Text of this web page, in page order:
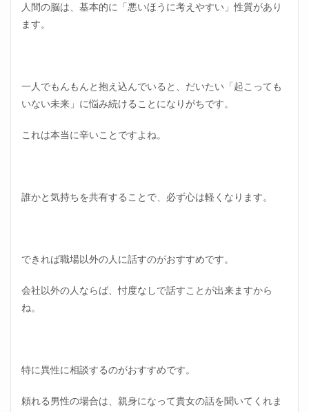
人間の脳は、基本的に「悪いほうに考えやすい」性質があり
ます。
一人でもんもんと抱え込んでいると、だいたい「起こっても
いない未来」に悩み続けることになりがちです。
これは本当に辛いことですよね。
誰かと気持ちを共有することで、必ず心は軽くなります。
できれば職場以外の人に話すのがおすすめです。
会社以外の人ならば、忖度なしで話すことが出来ますから
ね。
特に異性に相談するのがおすすめです。
頼れる男性の場合は、親身になって貴女の話を聞いてくれま